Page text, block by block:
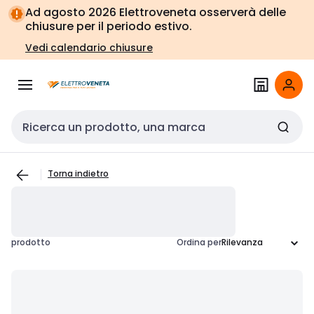
Vai alla
navigazione
Vai
alla
pagina
Ad agosto 2026 Elettroveneta osserverà delle
chiusure per il periodo estivo.
Vedi calendario chiusure
Cerca input
Torna indietro
prodotto Ordina per